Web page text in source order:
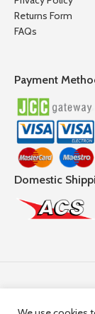
Returns Form
FAQs
Payment
Domestic